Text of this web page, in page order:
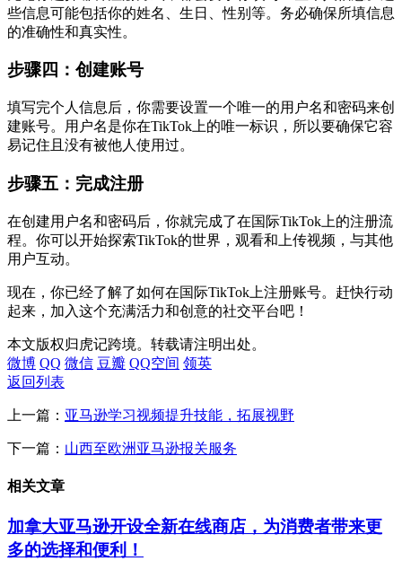
些信息可能包括你的姓名、生日、性别等。务必确保所填信息
的准确性和真实性。
步骤四：创建账号
填写完个人信息后，你需要设置一个唯一的用户名和密码来创
建账号。用户名是你在TikTok上的唯一标识，所以要确保它容
易记住且没有被他人使用过。
步骤五：完成注册
在创建用户名和密码后，你就完成了在国际TikTok上的注册流
程。你可以开始探索TikTok的世界，观看和上传视频，与其他
用户互动。
现在，你已经了解了如何在国际TikTok上注册账号。赶快行动
起来，加入这个充满活力和创意的社交平台吧！
本文版权归虎记跨境。转载请注明出处。
微博 QQ 微信 豆瓣 QQ空间 领英
返回列表
上一篇： 亚马逊学习视频提升技能，拓展视野
下一篇： 山西至欧洲亚马逊报关服务
相关文章
加拿大亚马逊开设全新在线商店，为消费者带来更
多的选择和便利！